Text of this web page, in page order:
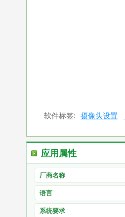
软件标签: 摄像头设置
应用属性
厂商名称
语言
系统要求